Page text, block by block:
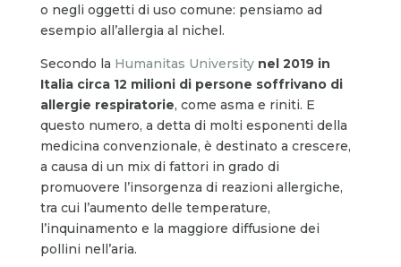
o negli oggetti di uso comune: pensiamo ad
esempio all’allergia al nichel.
Secondo la Humanitas University nel 2019 in
Italia circa 12 milioni di persone soffrivano di
allergie respiratorie, come asma e riniti. E
questo numero, a detta di molti esponenti della
medicina convenzionale, è destinato a crescere,
a causa di un mix di fattori in grado di
promuovere l’insorgenza di reazioni allergiche,
tra cui l’aumento delle temperature,
l’inquinamento e la maggiore diffusione dei
pollini nell’aria.